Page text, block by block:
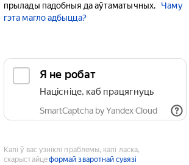
прылады падобныя да аўтаматычных.
Чаму
гэта магло адбыцца?
Я не робат
Націсніце, каб працягнуць
SmartCaptcha by Yandex Cloud
Калі ў вас узніклі праблемы, калі ласка,
скарыстайцеформай зваротнай сувязі